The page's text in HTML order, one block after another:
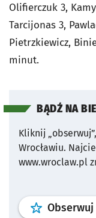
Olifierczuk 3,
Tarcijonas 3,
Pietrzkiewicz,
minut.
BĄDŹ NA
Kliknij
Wrocławiu.
www.wroclaw.pl
Obserwuj